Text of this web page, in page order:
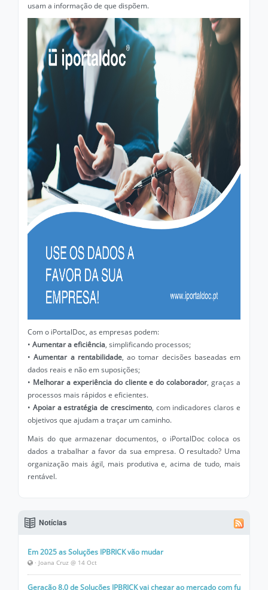
usam a informação de que dispõem.
Com o iPortalDoc, as empresas podem:
• Aumentar a eficiência, simplificando processos;
•Aumentar a rentabilidade, ao tomar decisões baseadas em
dados reais e não em suposições;
• Melhorar a experiência do cliente e do colaborador, graças a
processos mais rápidos e eficientes.
• Apoiar a estratégia de crescimento, com indicadores claros e
objetivos que ajudam a traçar um caminho.
Mais do que armazenar documentos, o iPortalDoc coloca os
dados a trabalhar a favor da sua empresa. O resultado? Uma
organização mais ágil, mais produtiva e, acima de tudo, mais
rentável.
Notícias
Em 2025 as Soluções IPBRICK vão mudar
· Joana Cruz @ 14 Oct
Geração 8.0 de Soluções IPBRICK vai chegar ao mercado com fu